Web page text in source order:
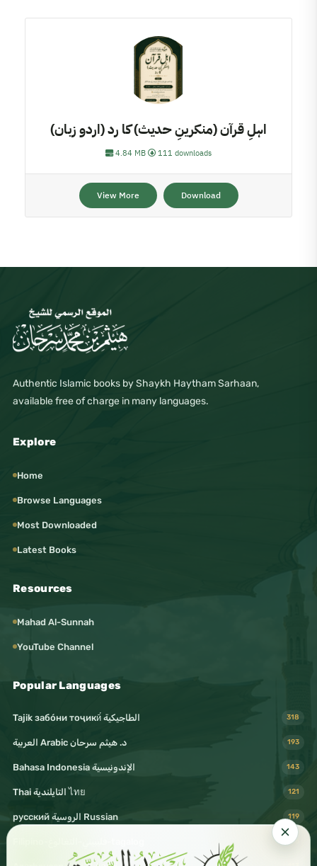
اہلِ قرآن (منکرینِ حدیث) کا رد (اردو زبان)
4.84 MB 111 downloads
View More Download
Authentic Islamic books by Shaykh Haytham Sarhaan,
available free of charge in many languages.
Explore
Home
Browse Languages
Most Downloaded
Latest Books
Resources
Mahad Al-Sunnah
YouTube Channel
Popular Languages
Tajik забо́ни тоҷикӣ́ الطاجيكية 318
د. هيثم سرحان Arabic العربية 193
Bahasa Indonesia الإندونيسية 143
Thai التايلندية ไทย 121
русский الروسية Russian 119
116